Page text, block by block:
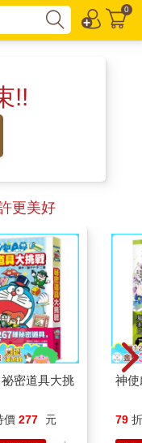
0
!!
更美好
密道具大挑
價 277 元
神
79 折